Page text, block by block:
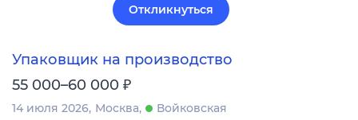
Откликнуться
Упаковщик на производство
55 000–60 000 ₽
14 июля 2026 Москва
Войковская